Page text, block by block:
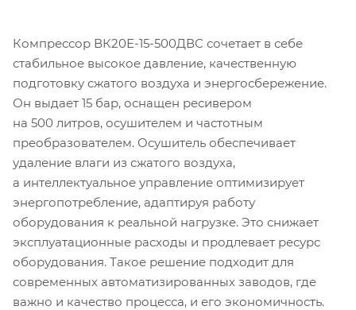
Компрессор ВК20Е-15-500ДВС сочетает в себе
стабильное высокое давление, качественную
подготовку сжатого воздуха и энергосбережение.
Он выдает 15 бар, оснащен ресивером
на 500 литров, осушителем и частотным
преобразователем. Осушитель обеспечивает
удаление влаги из сжатого воздуха,
а интеллектуальное управление оптимизирует
энергопотребление, адаптируя работу
оборудования к реальной нагрузке. Это снижает
эксплуатационные расходы и продлевает ресурс
оборудования. Такое решение подходит для
современных автоматизированных заводов, где
важно и качество процесса, и его экономичность.